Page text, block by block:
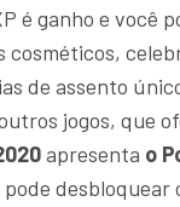
é ganho e você
cosméticos,
de assento
jogos, que
apresenta o
desbloquear